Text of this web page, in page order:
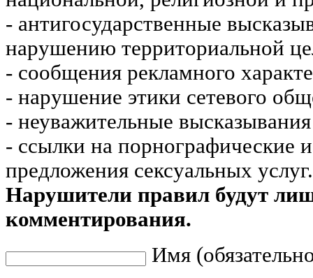
- антигосударственные
нарушению территориальной
- сообщения рекламного
- нарушение этики сетевого
- неуважительные
- ссылки на порнографические
предложения сексуальных услуг.
Нарушители правил будут
комментирования.
Имя